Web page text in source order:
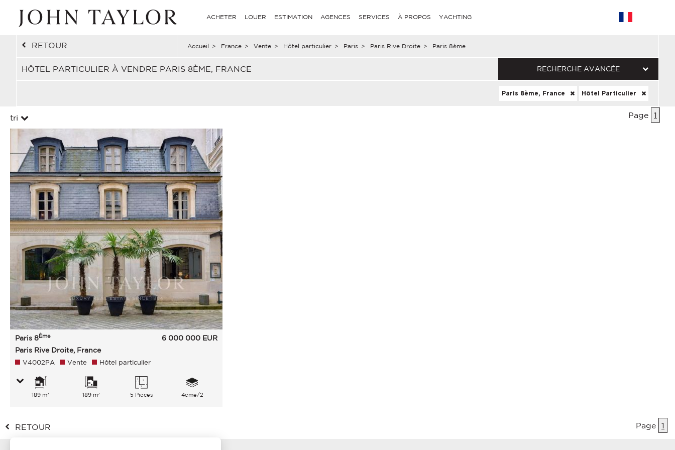
ACHETER LOUER ESTIMATION AGENCES SERVICES À PROPOS YACHTING
RETOUR Accueil > France > Vente > Hôtel particulier > Paris > Paris Rive Droite > Paris 8ème
HÔTEL PARTICULIER À VENDRE PARIS 8ÈME, FRANCE RECHERCHE AVANCÉE
Paris 8ème, France Hôtel Particulier
tri Page 1
Paris 8Ème
Paris Rive Droite, France
6 000 000 EUR
V4002PA Vente Hôtel particulier
189 m² 189 m² 5 Pièces 4ème/2
RETOUR Page 1